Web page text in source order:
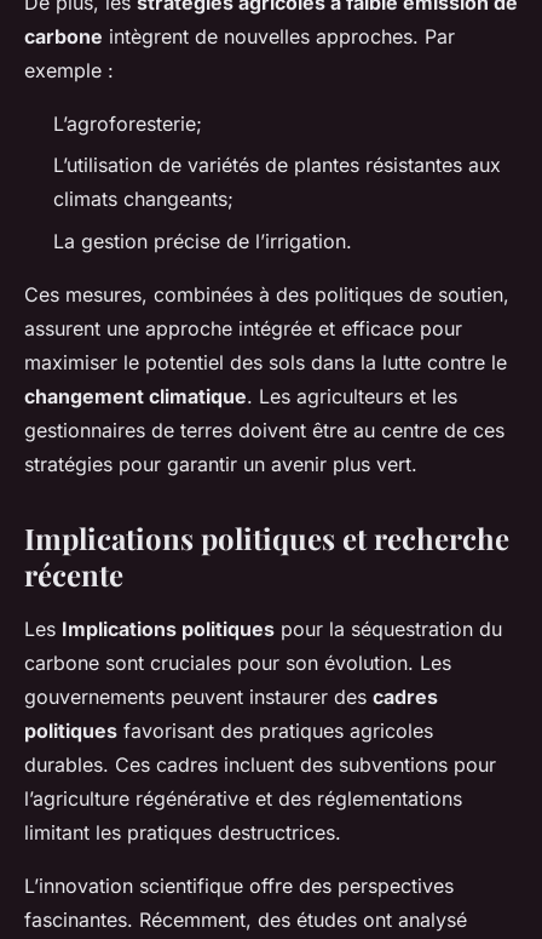
carbone intègrent de nouvelles approches. Par
exemple :
L’agroforesterie;
L’utilisation de variétés de plantes résistantes aux
climats changeants;
La gestion précise de l’irrigation.
Ces mesures, combinées à des politiques de soutien,
assurent une approche intégrée et efficace pour
maximiser le potentiel des sols dans la lutte contre le
changement climatique. Les agriculteurs et les
gestionnaires de terres doivent être au centre de ces
stratégies pour garantir un avenir plus vert.
Implications politiques et recherche
récente
Les Implications politiques pour la séquestration du
carbone sont cruciales pour son évolution. Les
gouvernements peuvent instaurer des cadres
politiques favorisant des pratiques agricoles
durables. Ces cadres incluent des subventions pour
l’agriculture régénérative et des réglementations
limitant les pratiques destructrices.
L’innovation scientifique offre des perspectives
fascinantes. Récemment, des études ont analysé